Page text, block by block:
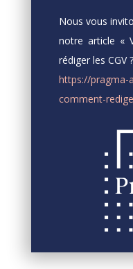
Nous vous
notre article «
rédiger les CGV
https://pragma-
comment-